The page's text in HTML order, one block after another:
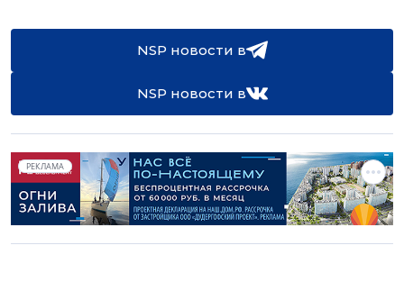
NSP новости в
NSP новости в
РЕКЛАМА